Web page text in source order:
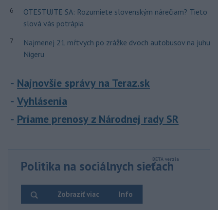
6
OTESTUJTE SA: Rozumiete slovenským nárečiam? Tieto
slová vás potrápia
7
Najmenej 21 mŕtvych po zrážke dvoch autobusov na juhu
Nigeru
Najnovšie správy na Teraz.sk
Vyhlásenia
Priame prenosy z Národnej rady SR
Politika na sociálnych sieťach
Info
Zobraziť viac